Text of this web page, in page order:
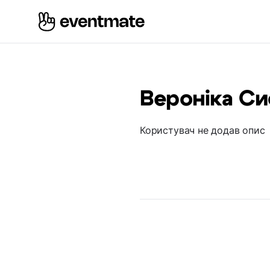
Вероніка
Користувач не додав опис